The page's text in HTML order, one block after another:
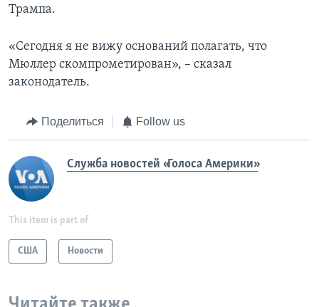
Трампа.
«Сегодня я не вижу оснований полагать, что
Мюллер скомпрометирован», – сказал
законодатель.
Поделиться Follow us
Служба новостей «Голоса Америки»
This item is part of
США Новости